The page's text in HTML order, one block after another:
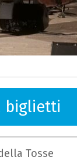
biglietti
Tosse